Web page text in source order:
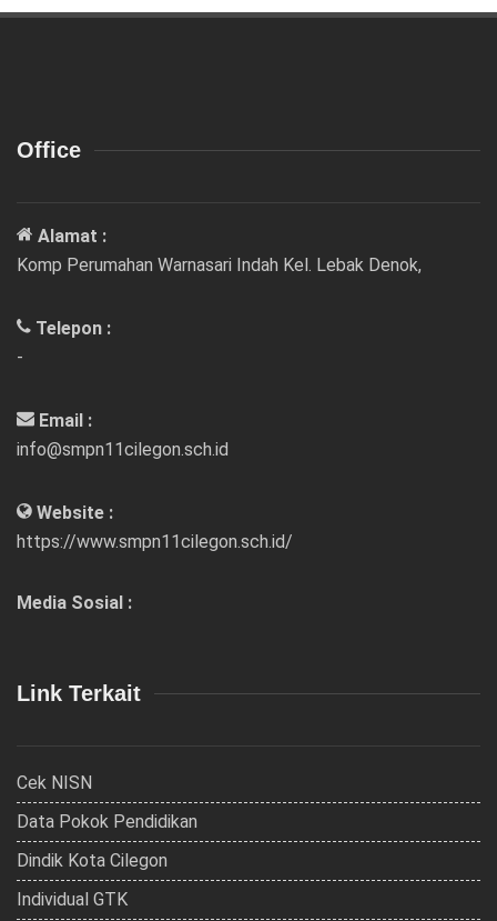
Office
Alamat :
Komp Perumahan Warnasari Indah Kel. Lebak Denok,
Telepon :
-
Email :
info@smpn11cilegon.sch.id
Website :
https://www.smpn11cilegon.sch.id/
Media Sosial :
Link Terkait
Cek NISN
Data Pokok Pendidikan
Dindik Kota Cilegon
Individual GTK